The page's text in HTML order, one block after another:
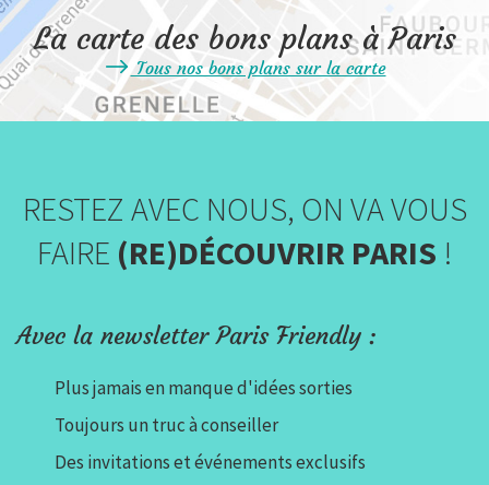
La carte des bons plans à Paris
Tous nos bons plans sur la carte
RESTEZ AVEC NOUS, ON VA VOUS
FAIRE (RE)DÉCOUVRIR PARIS !
Avec la newsletter Paris Friendly :
Plus jamais en manque d'idées sorties
Toujours un truc à conseiller
Des invitations et événements exclusifs